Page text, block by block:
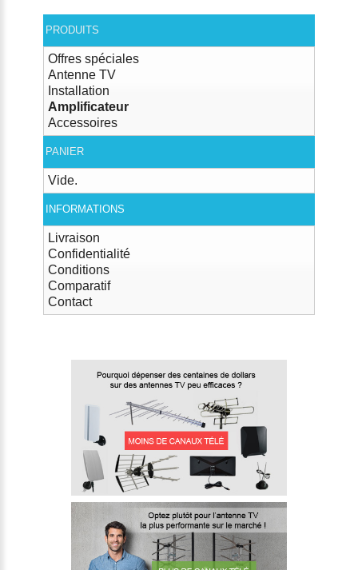
PRODUITS
Offres spéciales
Antenne TV
Installation
Amplificateur
Accessoires
PANIER
Vide.
INFORMATIONS
Livraison
Confidentialité
Conditions
Comparatif
Contact